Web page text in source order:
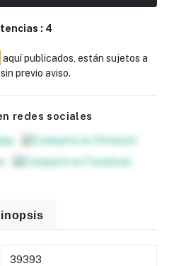
: 4
aquí publicados, están sujetos a
previo aviso.
redes sociales
39393